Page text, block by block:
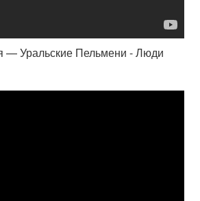
— Уральские Пельмени - Люди